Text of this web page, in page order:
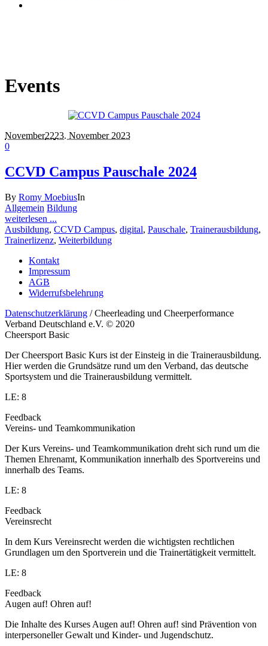
Events
November2223. November 2023
0
CCVD Campus Pauschale 2024
By Romy MoebiusIn
Allgemein Bildung
weiterlesen ...
Ausbildung, CCVD Campus, digital, Pauschale, Trainerausbildung,
Trainerlizenz, Weiterbildung
Kontakt
Impressum
AGB
Widerrufsbelehrung
Datenschutzerklärung / Cheerleading und Cheerperformance
Verband Deutschland e.V. © 2020
Cheersport Basic
Der Cheersport Basic Kurs ist der Einsteig in die Trainerausbildung.
Hier werden die Grundsätze rund um den Verband, das deutsche
Sportsystem und die Trainerausbildung vermittelt.
LE: 8
Feedback
Vereins- und Teamkommunikation
Der Kurs Vereins- und Teamkommunikation dreht sich rund um die
Themen Ehrenamt, Kommunikation innerhalb des Sportvereins und
innerhalb des Teams.
LE: 8
Feedback
Vereinsrecht
In dem Kurs Vereinsrecht werden die wichtigsten rechtlichen
Grundlagen um den Sportverein und die Trainertätigkeit vermittelt.
LE: 8
Feedback
Augen auf! Ohren auf!
Die Inhalte des Kurses Augen auf! Ohren auf! sind Prävention von
interpersoneller Gewalt und Kinder- und Jugendschutz.